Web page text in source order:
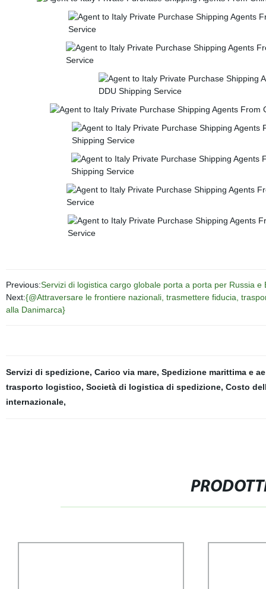
Previous:Servizi di logistica cargo globale porta a porta per Russia
Next:{@Attraversare le frontiere nazionali, trasmettere fiducia,
alla Danimarca}
Servizi di spedizione, Carico via mare, Spedizione marittima e
trasporto logistico, Società di logistica di spedizione, Costo
internazionale,